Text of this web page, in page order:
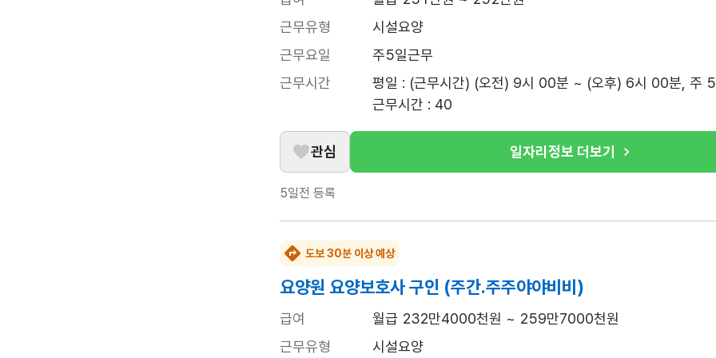
근무유형
시설요양
근무요일
주5일근무
근무시간
평일 : (근무시간) (오전) 9시 00분 ~ (오후) 6시 00분, 주
근무시간 : 40
관심 일자리정보 더보기
5일전 등록
도보 30분 이상 예상
요양원 요양보호사 구인 (주간.주주야야비비)
급여
월급 232만4000천원 ~ 259만7000천원
근무유형
시설요양